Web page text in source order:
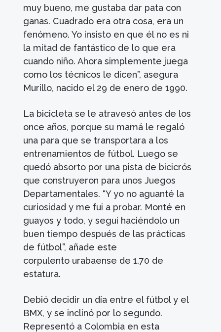
muy bueno, me gustaba dar pata con
ganas. Cuadrado era otra cosa, era un
fenómeno. Yo insisto en que él no es ni
la mitad de fantástico de lo que era
cuando niño. Ahora simplemente juega
como los técnicos le dicen”, asegura
Murillo, nacido el 29 de enero de 1990.
La bicicleta se le atravesó antes de los
once años, porque su mamá le regaló
una para que se transportara a los
entrenamientos de fútbol. Luego se
quedó absorto por una pista de bicicrós
que construyeron para unos Juegos
Departamentales. “Y yo no aguanté la
curiosidad y me fui a probar. Monté en
guayos y todo, y seguí haciéndolo un
buen tiempo después de las prácticas
de fútbol”, añade este
corpulento urabaense de 1.70 de
estatura.
Debió decidir un día entre el fútbol y el
BMX, y se inclinó por lo segundo.
Representó a Colombia en esta